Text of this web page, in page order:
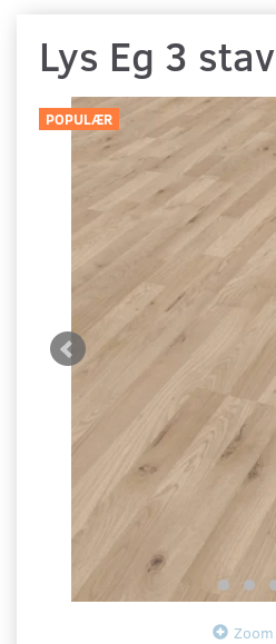
Lys Eg 3 stav
POPULÆR
Zoom